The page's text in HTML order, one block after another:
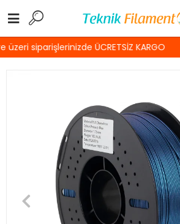
siparişlerinizde ÜCRETSİZ KARGO